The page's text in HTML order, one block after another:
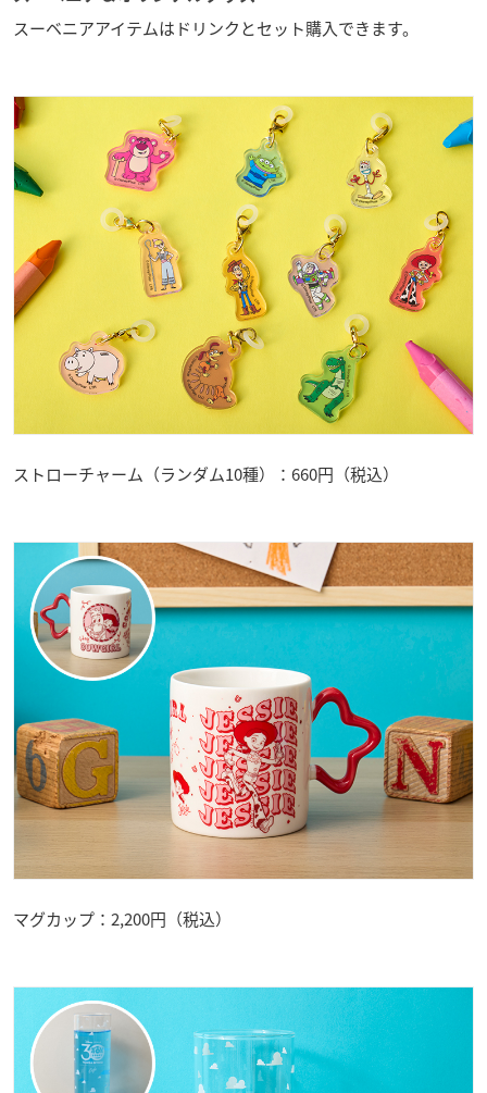
スーベニアアイテムはドリンクとセット購入できます。
ストローチャーム（ランダム10種）：660円（税込）
マグカップ：2,200円（税込）